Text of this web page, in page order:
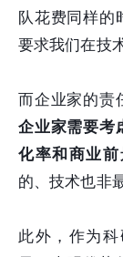
队花费同样的
要求我们在技
而企业家的责
企业家需要考
化率和商业前
的、技术也非
此外，作为